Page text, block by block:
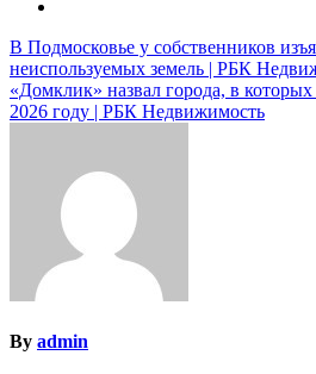
Навигация
по
записям
В Подмосковье у собственников
неиспользуемых земель | РБК
«Домклик» назвал города, в
2026 году | РБК Недвижимость
By admin